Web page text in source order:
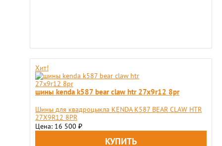
Хит!
шины kenda k587 bear claw htr 27x9r12 8pr
Шины для квадроцыкла KENDA K587 BEAR CLAW HTR
27X9R12 8PR
Цена: 16 500 ₽